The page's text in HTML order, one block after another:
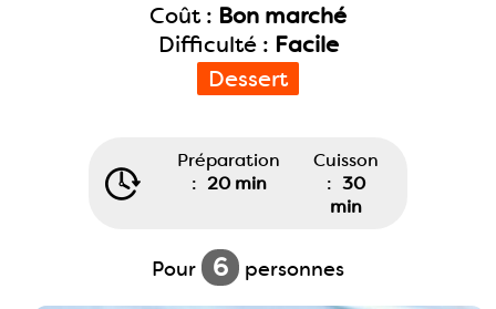
Coût : Bon marché
Difficulté : Facile
Dessert
Préparation
: 20 min
Cuisson
: 30
min
Pour 6 personnes